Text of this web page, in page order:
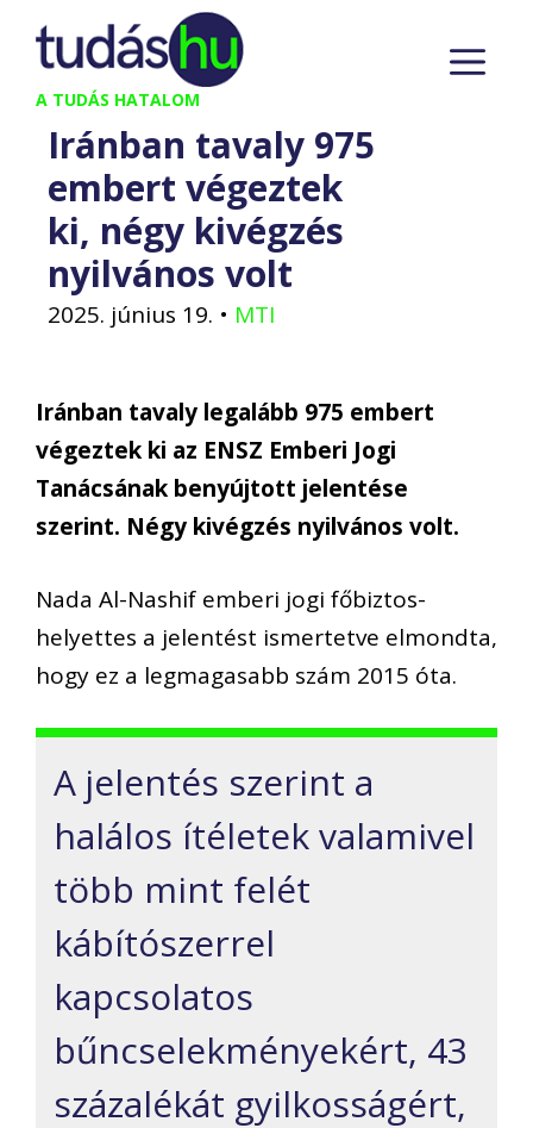
Kilépés
tartalomba
A TUDÁS HATALOM
Iránban tavaly 975
embert végeztek
ki, négy kivégzés
nyilvános volt
2025. június 19. • MTI
Iránban tavaly legalább 975 embert
végeztek ki az ENSZ Emberi Jogi
Tanácsának benyújtott jelentése
szerint. Négy kivégzés nyilvános volt.
Nada Al-Nashif emberi jogi főbiztos-
helyettes a jelentést ismertetve elmondta,
hogy ez a legmagasabb szám 2015 óta.
A jelentés szerint a
halálos ítéletek valamivel
több mint felét
kábítószerrel
kapcsolatos
bűncselekményekért, 43
százalékát gyilkosságért,